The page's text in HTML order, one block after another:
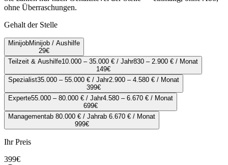
ohne Überraschungen.
Gehalt der Stelle
MinijobMinijob / Aushilfe
29€
Teilzeit & Aushilfe10.000 – 35.000 € / Jahr830 – 2.900 € / Monat
149€
Spezialist35.000 – 55.000 € / Jahr2.900 – 4.580 € / Monat
399€
Experte55.000 – 80.000 € / Jahr4.580 – 6.670 € / Monat
699€
Managementab 80.000 € / Jahrab 6.670 € / Monat
999€
Ihr Preis
399€